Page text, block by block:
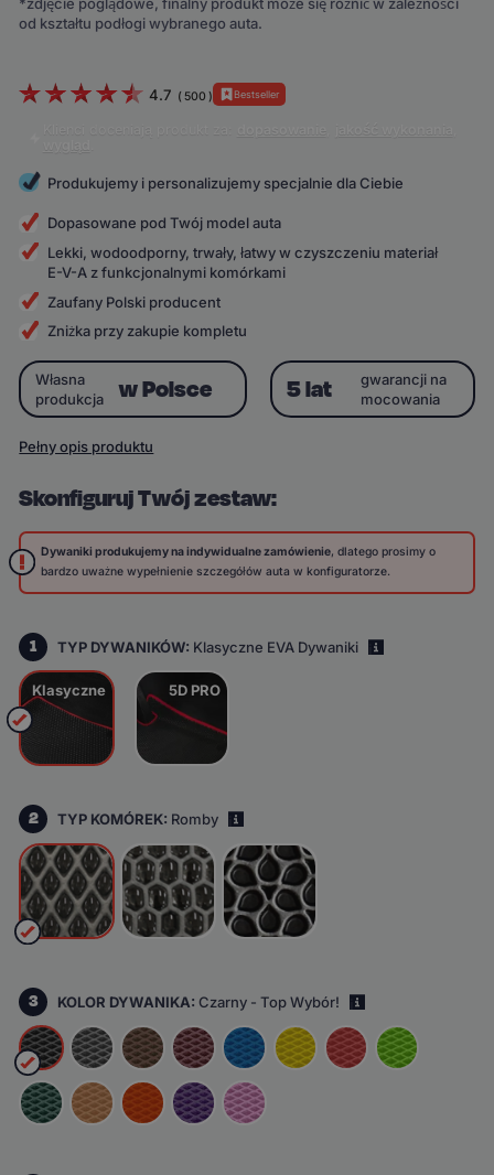
*zdjęcie poglądowe, finalny produkt może się różnić w zależności
od kształtu podłogi wybranego auta.
4.7 ( 500 ) Bestseller
Klienci doceniają produkt za: dopasowanie
wygląd
Produkujemy i personalizujemy specjalnie dla Ciebie
Dopasowane pod Twój model auta
Lekki, wodoodporny, trwały, łatwy w czyszczeniu materiał
E-V-A z funkcjonalnymi komórkami
Zaufany Polski producent
Zniżka przy zakupie kompletu
Skonfiguruj Twój zestaw:
Dywaniki produkujemy na indywidualne zamówienie, dlatego prosimy o
bardzo uważne wypełnienie szczegółów auta w konfiguratorze.
1 TYP DYWANIKÓW: Klasyczne EVA Dywaniki
Klasyczne 5D PRO
2 TYP KOMÓREK: Romby
3 KOLOR DYWANIKA:Czarny - Top Wybór!
Własna
produkcja
w Polsce 5 lat
gwarancji na
mocowania
Pełny opis produktu